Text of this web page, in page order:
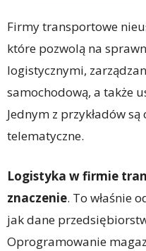
Firmy transportowe
które pozwolą na
logistycznymi,
samochodową, a także
Jednym z przykładów
telematyczne.
Logistyka w firmie
znaczenie. To właśnie
jak dane
Oprogramowanie